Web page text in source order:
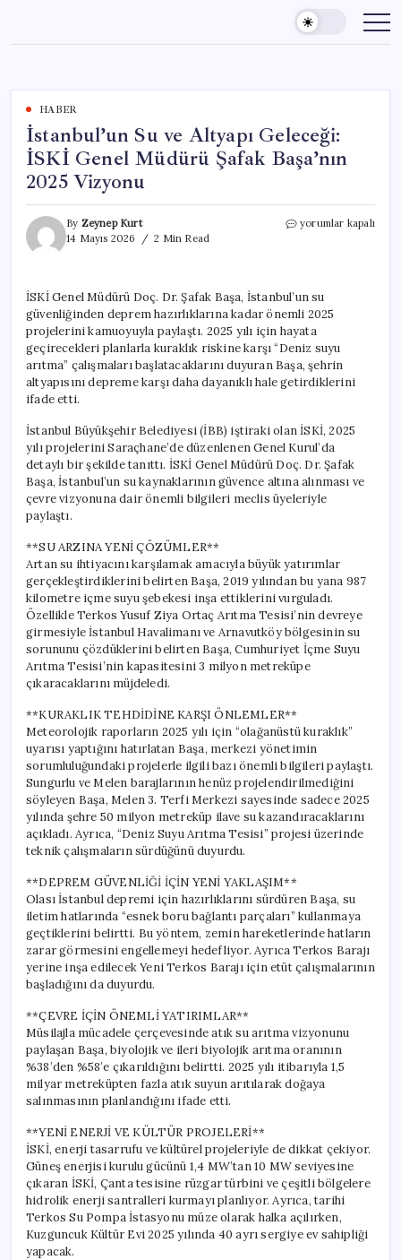
content
HABER
İstanbul’un Su ve Altyapı Geleceği:
İSKİ Genel Müdürü Şafak Başa’nın
2025 Vizyonu
By Zeynep Kurt
14 Mayıs 2026
2 Min Read
İstanbul’un
İSKİ
Genel
Müdürü
Şafak
Başa’nın
2025
Vizyonu
yorumlar kapalı
İSKİ Genel Müdürü Doç. Dr. Şafak Başa, İstanbul’un su
güvenliğinden deprem hazırlıklarına kadar önemli 2025
projelerini kamuoyuyla paylaştı. 2025 yılı için hayata
geçirecekleri planlarla kuraklık riskine karşı “Deniz suyu
arıtma” çalışmaları başlatacaklarını duyuran Başa, şehrin
altyapısını depreme karşı daha dayanıklı hale getirdiklerini
ifade etti.
İstanbul Büyükşehir Belediyesi (İBB) iştiraki olan İSKİ, 2025
yılı projelerini Saraçhane’de düzenlenen Genel Kurul’da
detaylı bir şekilde tanıttı. İSKİ Genel Müdürü Doç. Dr. Şafak
Başa, İstanbul’un su kaynaklarının güvence altına alınması ve
çevre vizyonuna dair önemli bilgileri meclis üyeleriyle
paylaştı.
**SU ARZINA YENİ ÇÖZÜMLER**
Artan su ihtiyacını karşılamak amacıyla büyük yatırımlar
gerçekleştirdiklerini belirten Başa, 2019 yılından bu yana 987
kilometre içme suyu şebekesi inşa ettiklerini vurguladı.
Özellikle Terkos Yusuf Ziya Ortaç Arıtma Tesisi’nin devreye
girmesiyle İstanbul Havalimanı ve Arnavutköy bölgesinin su
sorununu çözdüklerini belirten Başa, Cumhuriyet İçme Suyu
Arıtma Tesisi’nin kapasitesini 3 milyon metreküpe
çıkaracaklarını müjdeledi.
**KURAKLIK TEHDİDİNE KARŞI ÖNLEMLER**
Meteorolojik raporların 2025 yılı için “olağanüstü kuraklık”
uyarısı yaptığını hatırlatan Başa, merkezi yönetimin
sorumluluğundaki projelerle ilgili bazı önemli bilgileri paylaştı.
Sungurlu ve Melen barajlarının henüz projelendirilmediğini
söyleyen Başa, Melen 3. Terfi Merkezi sayesinde sadece 2025
yılında şehre 50 milyon metreküp ilave su kazandıracaklarını
açıkladı. Ayrıca, “Deniz Suyu Arıtma Tesisi” projesi üzerinde
teknik çalışmaların sürdüğünü duyurdu.
**DEPREM GÜVENLİĞİ İÇİN YENİ YAKLAŞIM**
Olası İstanbul depremi için hazırlıklarını sürdüren Başa, su
iletim hatlarında “esnek boru bağlantı parçaları” kullanmaya
geçtiklerini belirtti. Bu yöntem, zemin hareketlerinde hatların
zarar görmesini engellemeyi hedefliyor. Ayrıca Terkos Barajı
yerine inşa edilecek Yeni Terkos Barajı için etüt çalışmalarının
başladığını da duyurdu.
**ÇEVRE İÇİN ÖNEMLİ YATIRIMLAR**
Müsilajla mücadele çerçevesinde atık su arıtma vizyonunu
paylaşan Başa, biyolojik ve ileri biyolojik arıtma oranının
%38’den %58’e çıkarıldığını belirtti. 2025 yılı itibarıyla 1,5
milyar metreküpten fazla atık suyun arıtılarak doğaya
salınmasının planlandığını ifade etti.
**YENİ ENERJİ VE KÜLTÜR PROJELERİ**
İSKİ, enerji tasarrufu ve kültürel projeleriyle de dikkat çekiyor.
Güneş enerjisi kurulu gücünü 1,4 MW’tan 10 MW seviyesine
çıkaran İSKİ, Çanta tesisine rüzgar türbini ve çeşitli bölgelere
hidrolik enerji santralleri kurmayı planlıyor. Ayrıca, tarihi
Terkos Su Pompa İstasyonu müze olarak halka açılırken,
Kuzguncuk Kültür Evi 2025 yılında 40 ayrı sergiye ev sahipliği
yapacak.